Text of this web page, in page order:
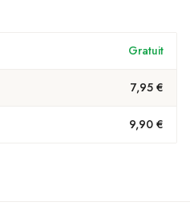
Gratuit
7,95 €
9,90 €